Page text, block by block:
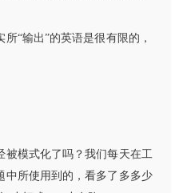
“输出”的英语是很有限的，
被模式化了吗？我们每天在工
中所使用到的，看多了多多少